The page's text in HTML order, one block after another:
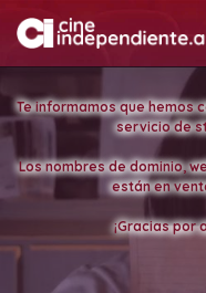
Te informamos que hemos
servicio de
Los nombres de dominio,
están en
¡Gracias por